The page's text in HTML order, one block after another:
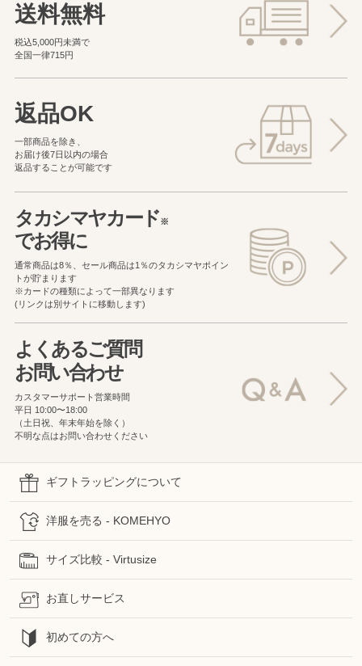
送料無料
税込5,000円未満で
全国一律715円
返品OK
一部商品を除き、
お届け後7日以内の場合
返品することが可能です
タカシマヤカード※
でお得に
通常商品は8％、セール商品は1％のタカシマヤポイン
トが貯まります
※カードの種類によって一部異なります
(リンクは別サイトに移動します)
よくあるご質問
お問い合わせ
カスタマーサポート営業時間
平日 10:00〜18:00
（土日祝、年末年始を除く）
不明な点はお問い合わせください
ギフトラッピングについて
洋服を売る - KOMEHYO
サイズ比較 - Virtusize
お直しサービス
初めての方へ